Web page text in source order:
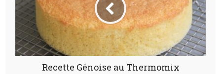
Recette Génoise au Thermomix